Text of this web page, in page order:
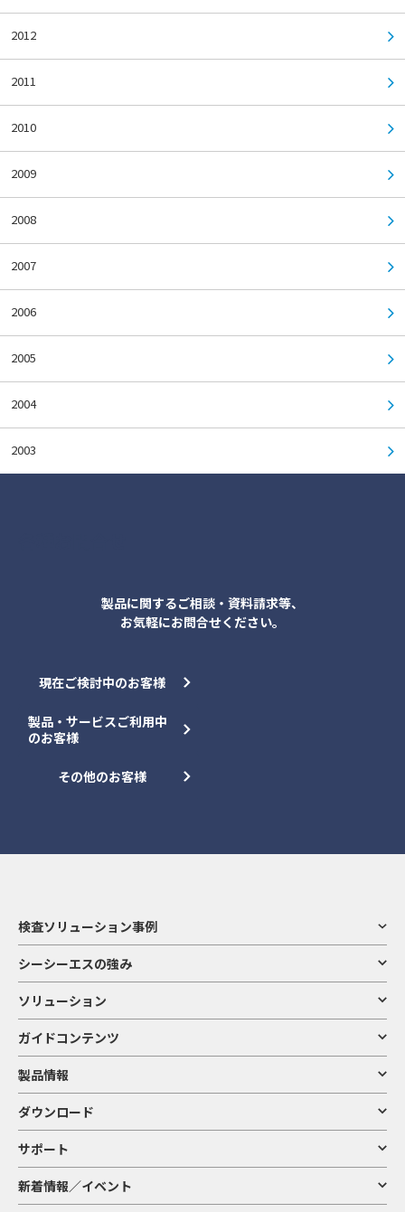
2012
2011
2010
2009
2008
2007
2006
2005
2004
2003
製品に関するご相談・資料請求等、
お気軽にお問合せください。
現在ご検討中のお客様
製品・サービスご利用中
のお客様
その他のお客様
検査ソリューション事例
シーシーエスの強み
ソリューション
ガイドコンテンツ
製品情報
ダウンロード
サポート
新着情報／イベント